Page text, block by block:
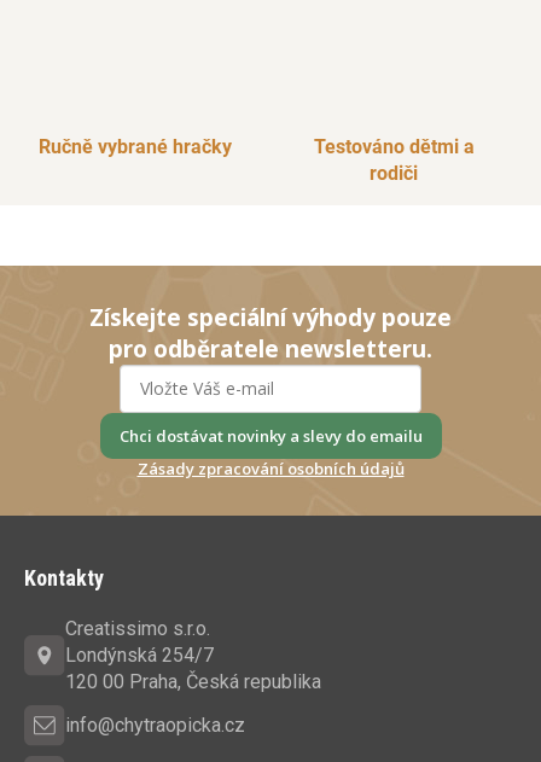
Ručně vybrané hračky
Testováno dětmi a
rodiči
Získejte speciální výhody pouze
pro odběratele newsletteru.
Chci dostávat novinky a slevy do emailu
Zásady zpracování osobních údajů
Kontakty
Creatissimo s.r.o.
Londýnská 254/7
120 00 Praha, Česká republika
info@chytraopicka.cz